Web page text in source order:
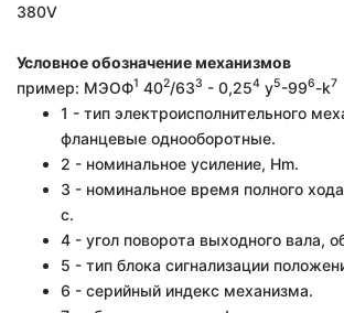
380V
Условное обозначение механизмов
пример: МЭОФ1 402/633 - 0,254 у5-996-k7
1 - тип электроисполнительного
фланцевые однооборотные.
2 - номинальное усиление, Hm.
3 - номинальное время полного
с.
4 - угол поворота выходного вала,
5 - тип блока сигнализации
6 - серийный индекс механизма.